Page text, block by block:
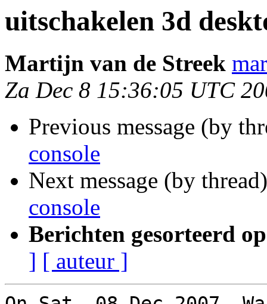
uitschakelen 3d
Martijn van de Streek
Za Dec 8 15:36:05 UTC
Previous message (by
console
Next message (by
console
Berichten gesorteerd
] [ auteur ]